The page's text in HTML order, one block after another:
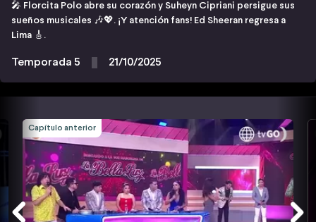
🎤 Florcita Polo abre su corazón y Suheyn Cipriani persigue sus
sueños musicales 🎶💖. ¡Y atención fans! Ed Sheeran regresa a
Lima 🎸.
Temporada 5 21/10/2025
Capítulo anterior